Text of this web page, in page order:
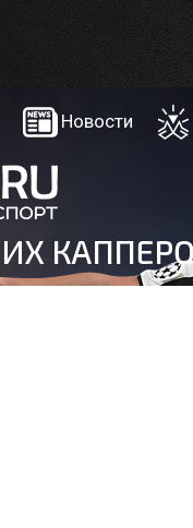
Новости